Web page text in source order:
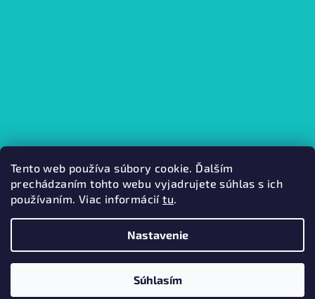
Tento web používa súbory cookie. Ďalším
prechádzaním tohto webu vyjadrujete súhlas s ich
používaním. Viac informáciítu.
Nastavenie
Súhlasím
Kamenná predajňa
Vytvoril Shoptet